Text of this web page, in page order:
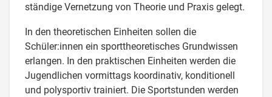
ständige Vernetzung von Theorie und Praxis gelegt.
In den theoretischen Einheiten sollen die
Schüler:innen ein sporttheoretisches Grundwissen
erlangen. In den praktischen Einheiten werden die
Jugendlichen vormittags koordinativ, konditionell
und polysportiv trainiert. Die Sportstunden werden